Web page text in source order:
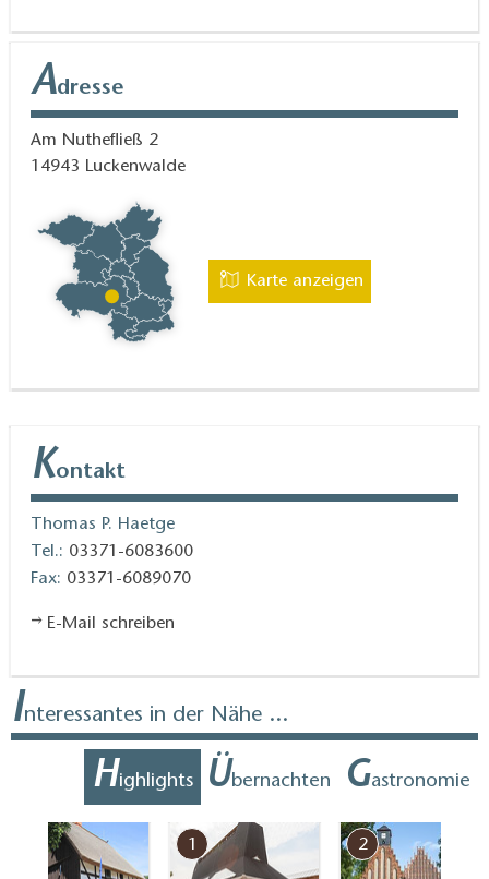
Adresse
Am Nuthefließ 2
14943 Luckenwalde
Karte anzeigen
Kontakt
Thomas P. Haetge
Tel.: 03371-6083600
Fax: 03371-6089070
E-Mail schreiben
Interessantes in der Nähe ...
Highlights Übernachten Gastronomie
1 2